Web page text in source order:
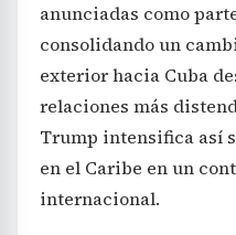
anunciadas como
consolidando un
exterior hacia Cuba
relaciones más
Trump intensifica así
en el Caribe en un
internacional.